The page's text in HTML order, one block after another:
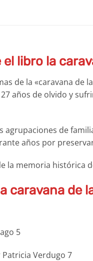
libro la
de la «caravana de
años de olvido y
agrupaciones de
años por
la memoria histórica
caravana de
5
Verdugo 7